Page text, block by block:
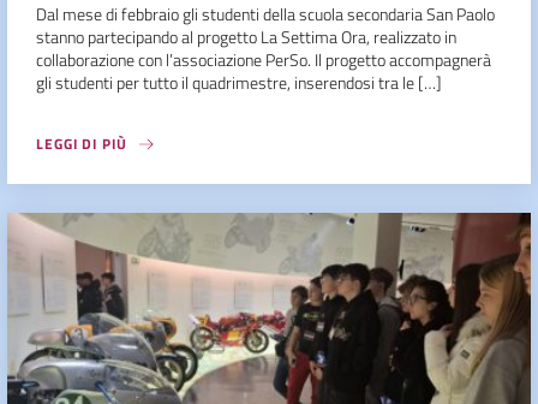
Dal mese di febbraio gli studenti della scuola secondaria San Paolo
stanno partecipando al progetto La Settima Ora, realizzato in
collaborazione con l’associazione PerSo. Il progetto accompagnerà
gli studenti per tutto il quadrimestre, inserendosi tra le […]
LEGGI DI PIÙ